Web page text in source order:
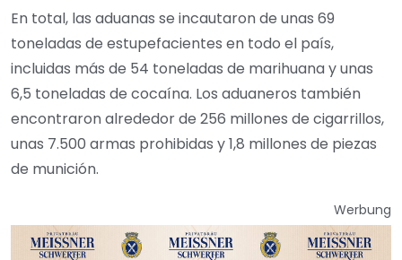
En total, las aduanas se incautaron de unas 69
toneladas de estupefacientes en todo el país,
incluidas más de 54 toneladas de marihuana y unas
6,5 toneladas de cocaína. Los aduaneros también
encontraron alrededor de 256 millones de cigarrillos,
unas 7.500 armas prohibidas y 1,8 millones de piezas
de munición.
Werbung